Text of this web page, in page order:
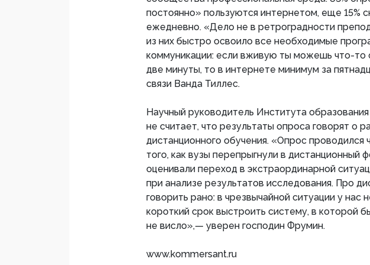
постоянно» пользуются интернетом, еще 15%
ежедневно. «Дело не в ретроградности
из них быстро освоило все необходимые
коммуникации: если вживую ты можешь что-то
две минуты, то в интернете минимум за
связи Ванда Тиллес.
Научный руководитель Института
не считает, что результаты опроса говорят о
дистанционного обучения. «Опрос проводился
того, как вузы перепрыгнули в дистанционный
оценивали переход в экстраординарной
при анализе результатов исследования. Про
говорить рано: в чрезвычайной ситуации у нас
короткий срок выстроить систему, в которой
не висло»,— уверен господин Фрумин.
www.kommersant.ru